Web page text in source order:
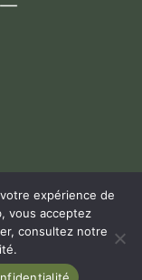
2020 |
expérience de
vous acceptez
consultez notre
.